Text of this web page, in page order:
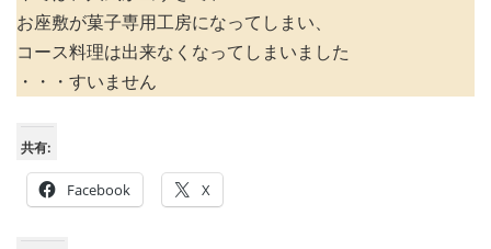
お座敷が菓子専用工房になってしまい、
コース料理は出来なくなってしまいました
・・・すいません
共有:
Facebook X